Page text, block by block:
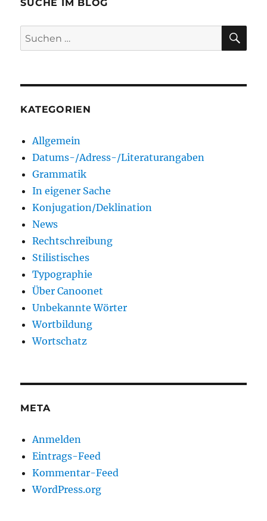
SUCHE IM BLOG
Suchen
nach:
KATEGORIEN
Allgemein
Datums-/Adress-/Literaturangaben
Grammatik
In eigener Sache
Konjugation/Deklination
News
Rechtschreibung
Stilistisches
Typographie
Über Canoonet
Unbekannte Wörter
Wortbildung
Wortschatz
META
Anmelden
Eintrags-Feed
Kommentar-Feed
WordPress.org